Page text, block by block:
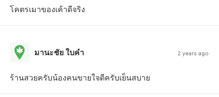
โคตรเมาของเค้าดีจริง
มานะชัย ใบคํา 2 years ago
ร้านสวยครับน้องคนขายใจดีครับเย็นสบาย